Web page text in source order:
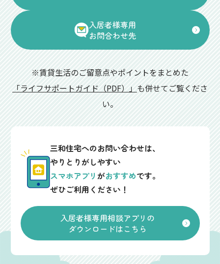
入居者様専用
お問合わせ先
※賃貸生活のご留意点やポイントをまとめた
「ライフサポートガイド（PDF）」 も併せてご覧くださ
い。
三和住宅へのお問い合わせは、
やりとりがしやすい
スマホアプリ がおすすめです。
ぜひご利用ください！
入居者様専用相談アプリの
ダウンロードはこちら